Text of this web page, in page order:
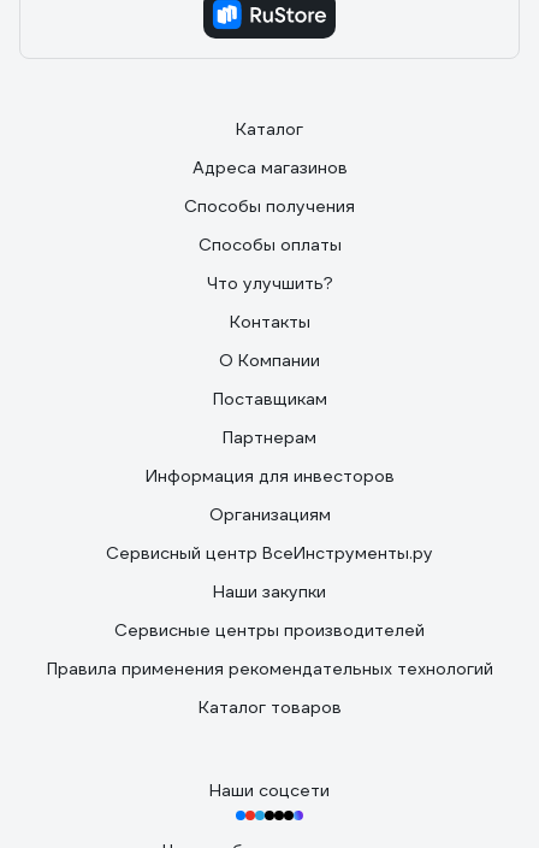
Каталог
Адреса магазинов
Способы получения
Способы оплаты
Что улучшить?
Контакты
О Компании
Поставщикам
Партнерам
Информация для инвесторов
Организациям
Сервисный центр ВсеИнструменты.ру
Наши закупки
Сервисные центры производителей
Правила применения рекомендательных технологий
Каталог товаров
Наши соцсети